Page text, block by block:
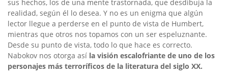
sus hechos, los de una mente trastornada, que desdibuja la
realidad, según él lo desea. Y no es un enigma que algún
lector llegue a perderse en el punto de vista de Humbert,
mientras que otros nos topamos con un ser espeluznante.
Desde su punto de vista, todo lo que hace es correcto.
Nabokov nos otorga así la visión escalofriante de uno de los
personajes más terroríficos de la literatura del siglo XX.